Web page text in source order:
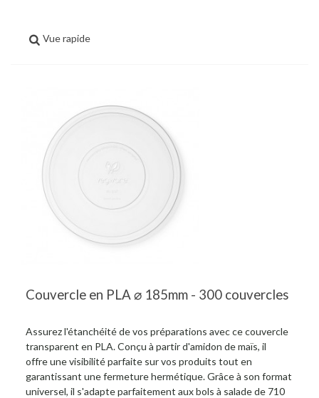
Vue rapide
Couvercle en PLA ⌀ 185mm - 300 couvercles
Assurez l'étanchéité de vos préparations avec ce couvercle
transparent en PLA. Conçu à partir d'amidon de maïs, il
offre une visibilité parfaite sur vos produits tout en
garantissant une fermeture hermétique. Grâce à son format
universel, il s'adapte parfaitement aux bols à salade de 710